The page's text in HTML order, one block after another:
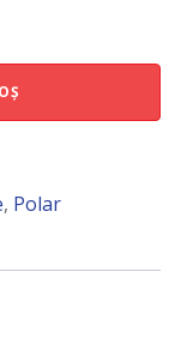
, Polar